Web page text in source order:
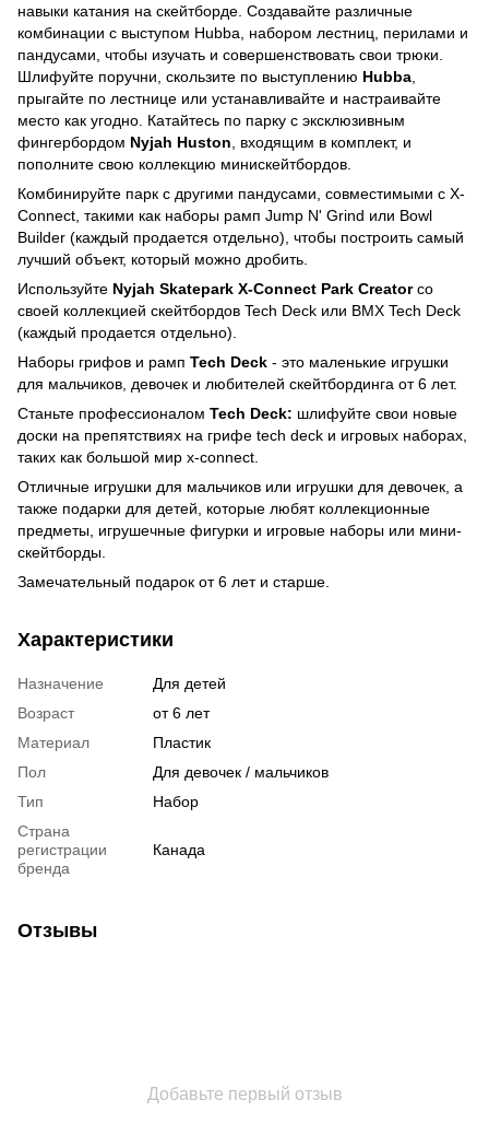
навыки катания на скейтборде. Создавайте различные
комбинации с выступом Hubba, набором лестниц, перилами и
пандусами, чтобы изучать и совершенствовать свои трюки.
Шлифуйте поручни, скользите по выступлению Hubba
прыгайте по лестнице или устанавливайте и настраивайте
место как угодно. Катайтесь по парку с эксклюзивным
фингербордом Nyjah Huston , входящим в комплект, и
пополните свою коллекцию минискейтбордов.
Комбинируйте парк с другими пандусами, совместимыми с X-
Connect, такими как наборы рамп Jump N' Grind или Bowl
Builder (каждый продается отдельно), чтобы построить самый
лучший объект, который можно дробить.
Используйте Nyjah Skatepark X-Connect Park Creatorсо
своей коллекцией скейтбордов Tech Deck или BMX Tech Deck
(каждый продается отдельно).
Наборы грифов и рамп Tech Deck - это маленькие игрушки
для мальчиков, девочек и любителей скейтбординга от 6 лет.
Станьте профессионалом Tech Deck: шлифуйте свои новые
доски на препятствиях на грифе tech deck и игровых наборах,
таких как большой мир x-connect.
Отличные игрушки для мальчиков или игрушки для девочек, а
также подарки для детей, которые любят коллекционные
предметы, игрушечные фигурки и игровые наборы или мини-
скейтборды.
Замечательный подарок от 6 лет и старше.
Характеристики
Назначение
Для детей
Возраст
от 6 лет
Материал
Пластик
Пол
Для девочек / мальчиков
Тип
Набор
Страна
регистрации
бренда
Канада
Отзывы
Добавьте первый отзыв